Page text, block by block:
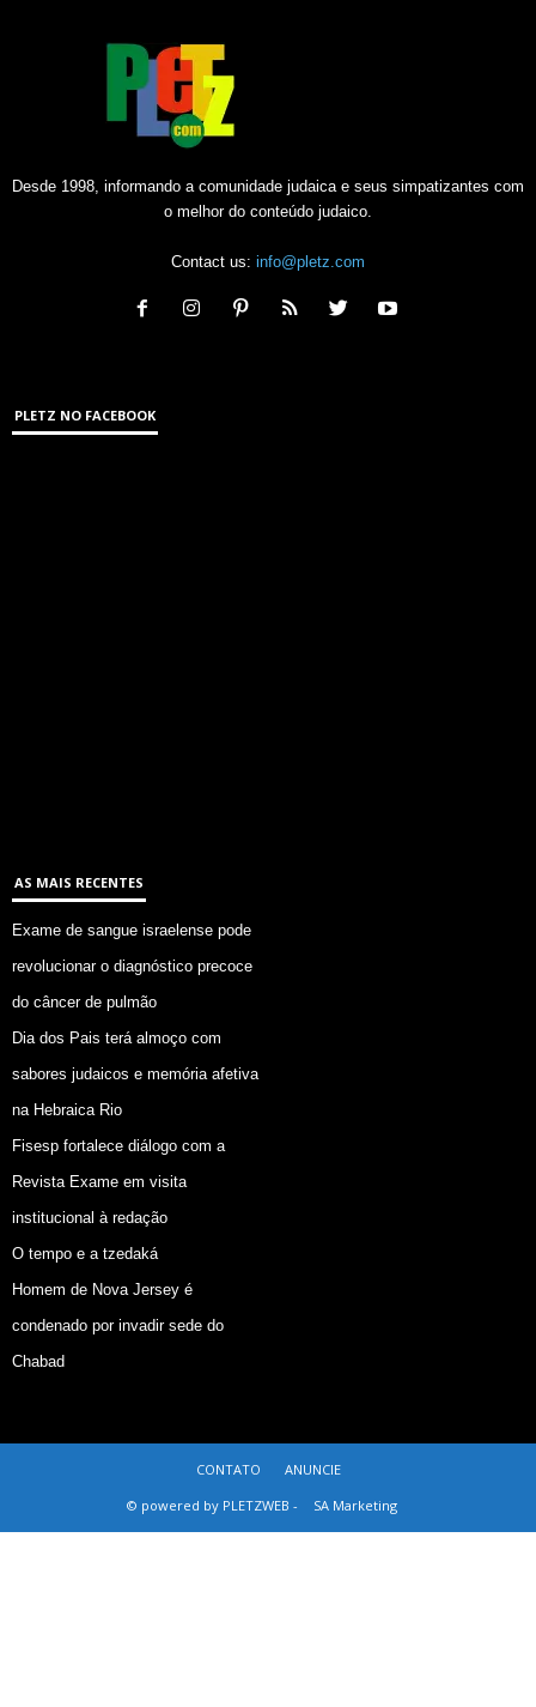
Desde 1998, informando a comunidade judaica e seus simpatizantes com
o melhor do conteúdo judaico.
Contact us: info@pletz.com
PLETZ NO FACEBOOK
AS MAIS RECENTES
Exame de sangue israelense pode
revolucionar o diagnóstico precoce
do câncer de pulmão
Dia dos Pais terá almoço com
sabores judaicos e memória afetiva
na Hebraica Rio
Fisesp fortalece diálogo com a
Revista Exame em visita
institucional à redação
O tempo e a tzedaká
Homem de Nova Jersey é
condenado por invadir sede do
Chabad
CONTATO
ANUNCIE
© powered by PLETZWEB -
SA Marketing